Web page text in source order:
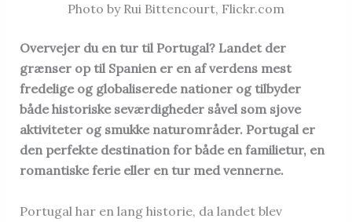
Photo by Rui Bittencourt, Flickr.com
Overvejer du en tur til Portugal? Landet der
grænser op til Spanien er en af verdens mest
fredelige og globaliserede nationer og tilbyder
både historiske seværdigheder såvel som sjove
aktiviteter og smukke naturområder. Portugal er
den perfekte destination for både en familietur, en
romantiske ferie eller en tur med vennerne.
Portugal har en lang historie, da landet blev